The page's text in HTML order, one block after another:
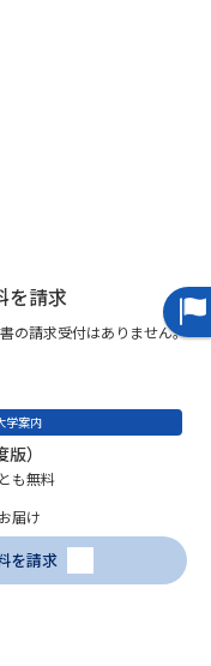
ログラムから探す
ライブ
資料検索
を請求
の請求受付はありません。
学案内
）
も無料
届け
を請求